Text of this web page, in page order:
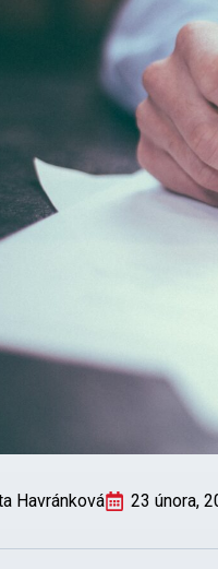
Havránková 23 února,